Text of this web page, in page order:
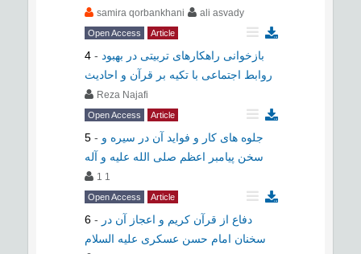
samira qorbankhani ali asvady
Open Access Article
4 - بازخوانی راهکارهای تربیتی در بهبود
روابط اجتماعی با تکیه بر قرآن و احادیث
Reza Najafi
Open Access Article
5 - جلوه های کار و فواید آن در سیره و
سخن پیامبر اعظم صلی الله علیه و آله
1 1
Open Access Article
6 - دفاع از قرآن کریم و اعجاز آن در
سخنان امام حسن عسکری علیه السلام